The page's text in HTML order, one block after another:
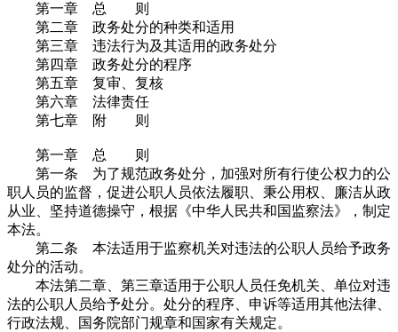
第一章 总 则
第二章 政务处分的种类和适用
第三章 违法行为及其适用的政务处分
第四章 政务处分的程序
第五章 复审、复核
第六章 法律责任
第七章 附 则
第一章 总 则
第一条 为了规范政务处分，加强对所有行使公权力的公
职人员的监督，促进公职人员依法履职、秉公用权、廉洁从政
从业、坚持道德操守，根据《中华人民共和国监察法》，制定
本法。
第二条 本法适用于监察机关对违法的公职人员给予政务
处分的活动。
本法第二章、第三章适用于公职人员任免机关、单位对违
法的公职人员给予处分。处分的程序、申诉等适用其他法律、
行政法规、国务院部门规章和国家有关规定。